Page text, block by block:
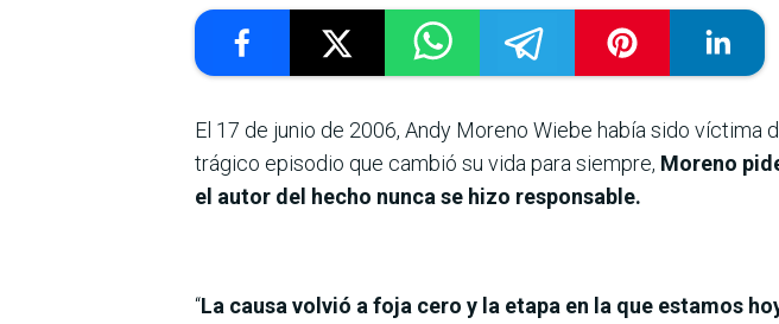
El 17 de junio de 2006, Andy Moreno Wiebe había sido
trágico episodio que cambió su vida para siempre, Moreno
el autor del hecho nunca se hizo responsable.
“La causa volvió a foja cero y la etapa en la que estamos